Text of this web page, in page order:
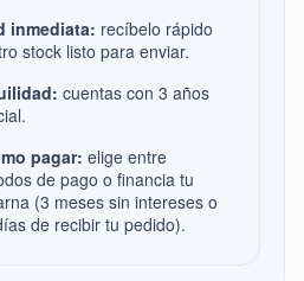
inmediata: recíbelo rápido
stock listo para enviar.
cuentas con 3 años
pagar: elige entre
de pago o financia tu
(3 meses sin intereses o
de recibir tu pedido).